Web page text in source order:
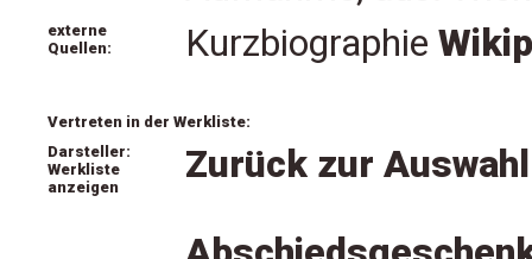
externe
Quellen:
Kurzbiographie
Vertreten in der Werkliste:
Darsteller:
Werkliste
anzeigen
Zurück zur